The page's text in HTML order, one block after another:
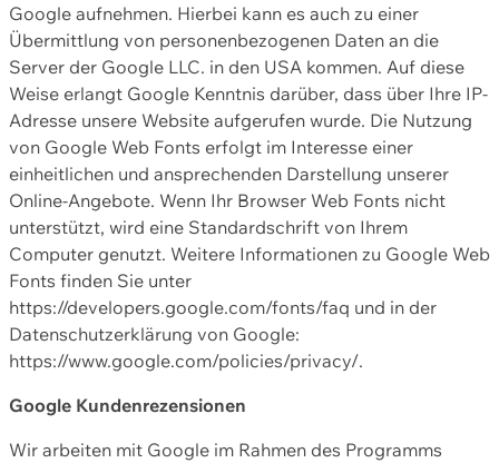
Google aufnehmen. Hierbei kann es auch zu einer
Übermittlung von personenbezogenen Daten an die
Server der Google LLC. in den USA kommen. Auf diese
Weise erlangt Google Kenntnis darüber, dass über Ihre IP-
Adresse unsere Website aufgerufen wurde. Die Nutzung
von Google Web Fonts erfolgt im Interesse einer
einheitlichen und ansprechenden Darstellung unserer
Online-Angebote. Wenn Ihr Browser Web Fonts nicht
unterstützt, wird eine Standardschrift von Ihrem
Computer genutzt. Weitere Informationen zu Google Web
Fonts finden Sie unter
https://developers.google.com/fonts/faq und in der
Datenschutzerklärung von Google:
https://www.google.com/policies/privacy/.
Google Kundenrezensionen
Wir arbeiten mit Google im Rahmen des Programms